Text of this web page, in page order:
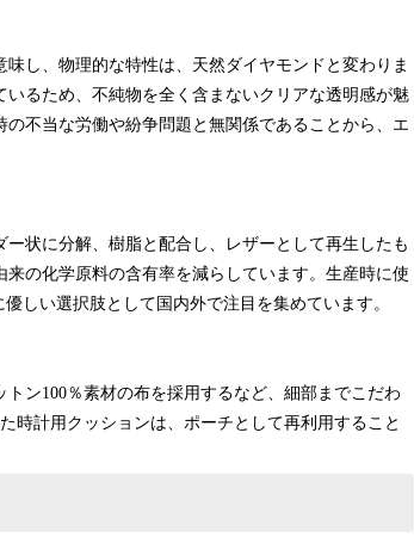
し、物理的な特性は、天然ダイヤモンドと変わりま
るため、不純物を全く含まないクリアな透明感が魅
不当な労働や紛争問題と無関係であることから、エ
状に分解、樹脂と配合し、レザーとして再生したも
の化学原料の含有率を減らしています。生産時に使
しい選択肢として国内外で注目を集めています。
ン100％素材の布を採用するなど、細部までこだわ
時計用クッションは、ポーチとして再利用すること